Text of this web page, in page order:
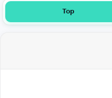
Top